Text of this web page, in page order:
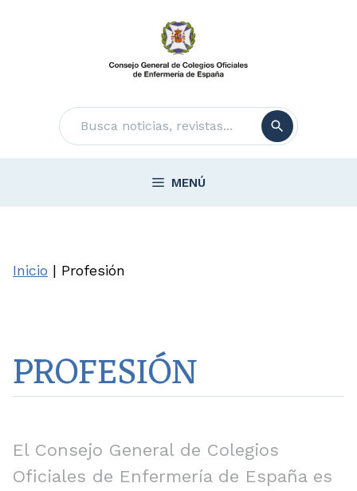
Buscar
MENÚ
Inicio | Profesión
PROFESIÓN
El Consejo General de Colegios
Oficiales de Enfermería de España es